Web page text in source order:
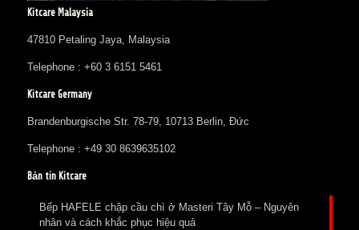
Kitcare Malaysia
47810 Petaling Jaya, Malaysia
Telephone : +60 3 6151 5461
Kitcare Germany
Brandenburgische Str. 78-79, 10713 Berlin, Đức
Telephone : +49 30 8639635102
Bản tin Kitcare
Bếp HAFELE chập cầu chì ở Masteri Tây Mỗ – Nguyên
nhân và cách khắc phục hiệu quả